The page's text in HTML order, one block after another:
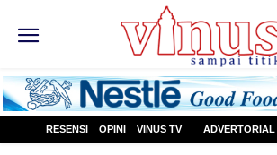
RESENSI OPINI VINUS TV ADVERTORIAL